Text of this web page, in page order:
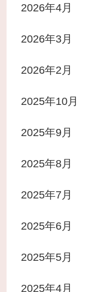
2026年4月
2026年3月
2026年2月
2025年10月
2025年9月
2025年8月
2025年7月
2025年6月
2025年5月
2025年4月